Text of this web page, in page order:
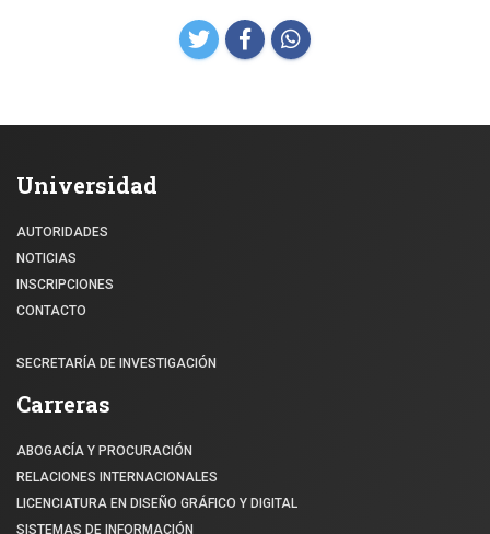
Universidad
AUTORIDADES
NOTICIAS
INSCRIPCIONES
CONTACTO
SECRETARÍA DE INVESTIGACIÓN
Carreras
ABOGACÍA Y PROCURACIÓN
RELACIONES INTERNACIONALES
LICENCIATURA EN DISEÑO GRÁFICO Y DIGITAL
SISTEMAS DE INFORMACIÓN